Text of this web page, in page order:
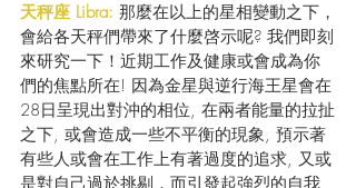
天秤座 Libra: 那麼在以上的星相變動之下，
會給各天秤們帶來了什麼啓示呢? 我們即刻
來研究一下！近期工作及健康或會成為你
們的焦點所在! 因為金星與逆行海王星會在
28日呈現出對沖的相位, 在兩者能量的拉扯
之下, 或會造成一些不平衡的現象, 預示著
有些人或會在工作上有著過度的追求, 又或